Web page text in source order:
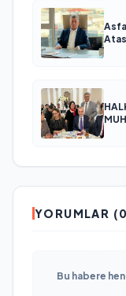
YORUMLAR
Bu habere